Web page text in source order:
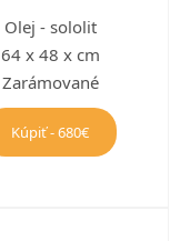
Olej - sololit
64 x 48 x cm
Zarámované
Kúpiť - 680€